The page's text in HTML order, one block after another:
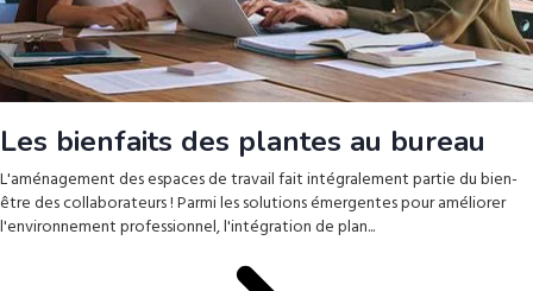
Les bienfaits des plantes au bureau
L'aménagement des espaces de travail fait intégralement partie du bien-
être des collaborateurs ! Parmi les solutions émergentes pour améliorer
l'environnement professionnel, l'intégration de plan...